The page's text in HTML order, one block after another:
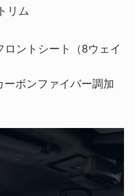
リム
ントシート（8ウェイ
ボンファイバー調加